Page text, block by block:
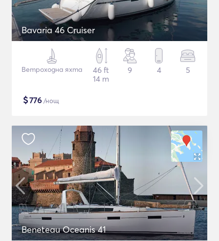
Bavaria 46 Cruiser
Ветроходна яхта
46 ft
14 m
9 4 5
$776 /нощ
Beneteau Oceanis 41